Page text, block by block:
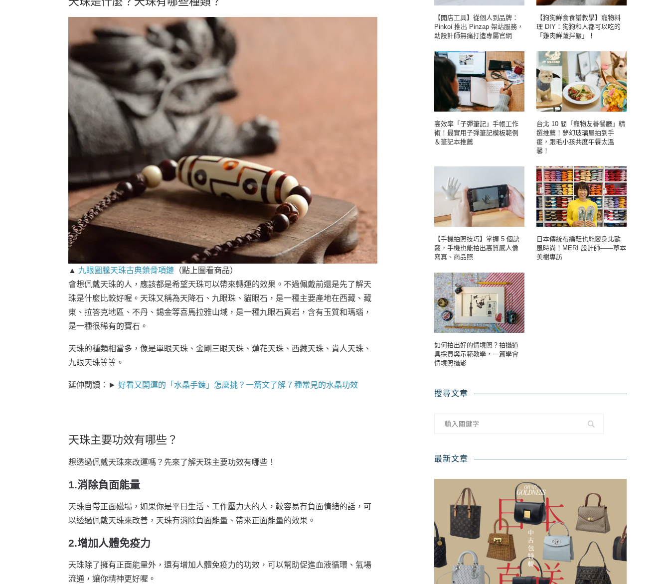
▲ 九眼圖騰天珠古典鎖骨項鏈 （點上圖看商品）
會想佩戴天珠的人，應該都是希望天珠可以帶來轉運的效果。不過佩戴前還是先了解天
珠是什麼比較好喔。天珠又稱為天降石、九眼珠、貓眼石，是一種主要產地在西藏、藏
東、拉答克地區、不丹、錫金等喜馬拉雅山域，是一種九眼石頁岩，含有玉質和瑪瑙，
是一種很稀有的寶石。
天珠的種類相當多，像是單眼天珠、金剛三眼天珠、蓮花天珠、西藏天珠、貴人天珠、
九眼天珠等等。
延伸閱讀：► 好看又開運的「水晶手鍊」怎麼挑？一篇文了解 7 種常見的水晶功效
天珠主要功效有哪些？
想透過佩戴天珠來改運嗎？先來了解天珠主要功效有哪些！
1.消除負面能量
天珠自帶正面磁場，如果你是平日生活、工作壓力大的人，較容易有負面情緒的話，可
以透過佩戴天珠來改善，天珠有消除負面能量、帶來正面能量的效果。
2.增加人體免疫力
天珠除了擁有正面能量外，還有增加人體免疫力的功效，可以幫助促進血液循環、氣場
流通，讓你精神更好喔。
【開店工具】從個人到品牌：
Pinkoi 推出 Pinzap 架站服務，
助設計師無痛打造專屬官網
【狗狗鮮食食譜教學】寵物料
理 DIY：狗狗和人都可以吃的
「雞肉鮮蔬拌飯」！
高效率「子彈筆記」手帳工作
術！最實用子彈筆記模板範例
＆筆記本推薦
台北 10 間「寵物友善餐廳」精
選推薦！夢幻玻璃屋拍到手
痠，跟毛小孩共度午餐太溫
馨！
【手機拍照技巧】掌握 5 個訣
竅，手機也能拍出高質感人像
寫真、商品照
日本傳統布編鞋也能變身北歐
風時尚！MERI 設計師——草本
美樹專訪
如何拍出好的情境照？拍攝道
具採買與示範教學，一篇學會
情境照攝影
搜尋文章
最新文章